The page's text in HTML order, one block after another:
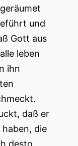
und
Gott aus
leben
ihn
daß er
die
desto